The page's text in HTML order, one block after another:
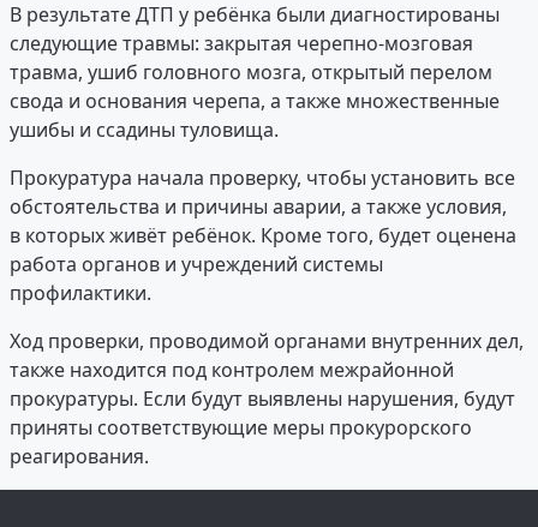
В результате ДТП у ребёнка были диагностированы
следующие травмы: закрытая черепно-мозговая
травма, ушиб головного мозга, открытый перелом
свода и основания черепа, а также множественные
ушибы и ссадины туловища.
Прокуратура начала проверку, чтобы установить все
обстоятельства и причины аварии, а также условия,
в которых живёт ребёнок. Кроме того, будет оценена
работа органов и учреждений системы
профилактики.
Ход проверки, проводимой органами внутренних дел,
также находится под контролем межрайонной
прокуратуры. Если будут выявлены нарушения, будут
приняты соответствующие меры прокурорского
реагирования.